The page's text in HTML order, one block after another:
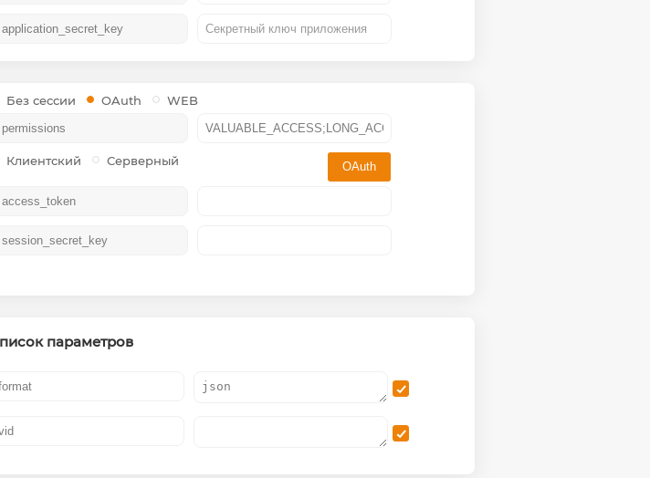
Без сессии OAuth WEB
Клиентский Серверный OAuth
параметров